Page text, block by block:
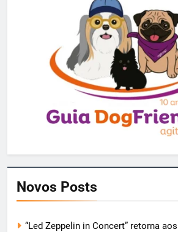
Novos Posts
“Led Zeppelin in Concert” retorna